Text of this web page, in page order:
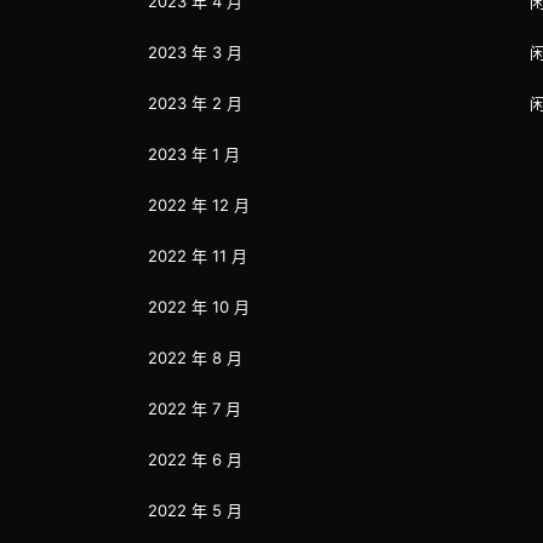
2023 年 3 月
2023 年 2 月
2023 年 1 月
2022 年 12 月
2022 年 11 月
2022 年 10 月
2022 年 8 月
2022 年 7 月
2022 年 6 月
2022 年 5 月